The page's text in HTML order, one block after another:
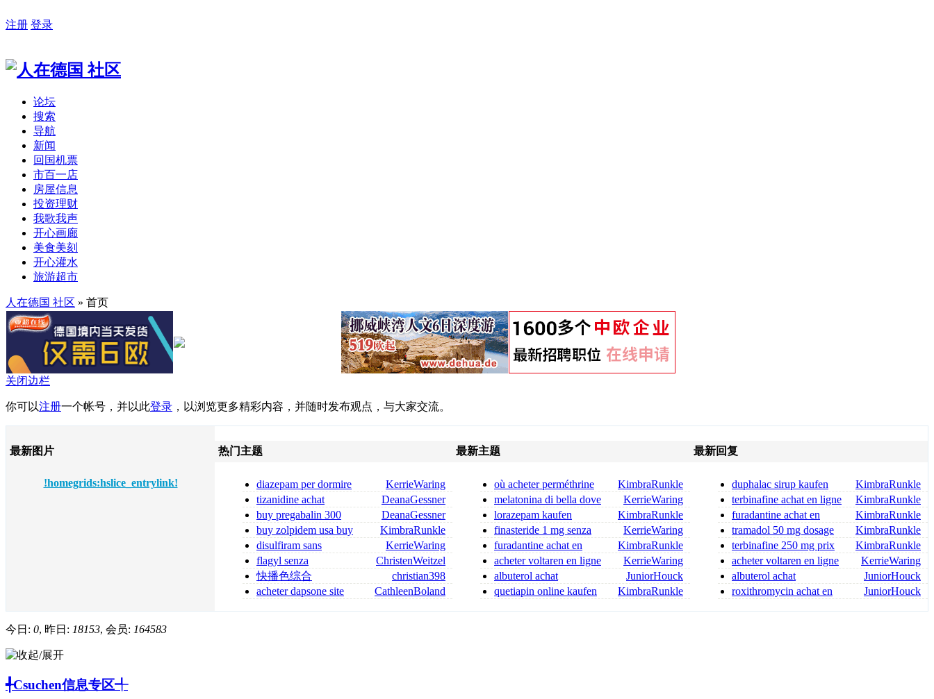
注册 登录
论坛
搜索
导航
新闻
回国机票
市百一店
房屋信息
投资理财
我歌我声
开心画廊
美食美刻
开心灌水
旅游超市
人在德国 社区 » 首页
关闭边栏
你可以注册一个帐号，并以此登录 ，以浏览更多精彩内容，并随时发布观点，与大家交流。
最新图片
!homegrids:hslice_entrylink!
热门主题
KerrieWaring
diazepam per dormire
diazepam compresse
DeanaGessner
tizanidine achat
tizanidine sans ordonnance
DeanaGessner
buy pregabalin 300
online pregabalin 300 mg for saKimbraRunkle
buy zolpidem usa buy
zolpidem
KerrieWaring
disulfiram sans
ordonnance
ChristenWeitzel
flagyl senza
prescrizione medica flagyl si può cochristian398
快播色综合
CathleenBoland
acheter dapsone site
最新主题
KimbraRunkle
où acheter perméthrine
en savoir plus
KerrieWaring
melatonina di bella dove
comprarla quale melatonin
KimbraRunkle
lorazepam kaufen
schweiz tavor ohne rezept
KerrieWaring
finasteride 1 mg senza
ricetta finasteride dove co
KimbraRunkle
furadantine achat en
ligne site fiable
KerrieWaring
acheter voltaren en ligne
voir le site
JuniorHouck
albuterol achat
KimbraRunkle
quetiapin online kaufen
最新回复
KimbraRunkle
duphalac sirup kaufen
duphalac rezeptfrei
KimbraRunkle
terbinafine achat en ligne
source fiable
KimbraRunkle
furadantine achat en
ligne site fiable
KimbraRunkle
tramadol 50 mg dosage
for back pain tramadol dosag
KimbraRunkle
terbinafine 250 mg prix
france terbinafine creme a
KerrieWaring
acheter voltaren en ligne
voir le site
JuniorHouck
albuterol achat
JuniorHouck
roxithromycin achat en
今日: 0, 昨日: 18153, 会员: 164583
╃Csuchen信息专区╃